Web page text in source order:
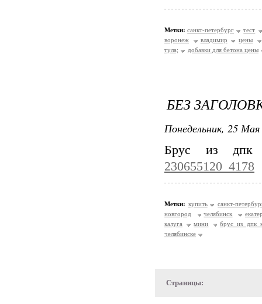
Метки: санкт-петербург
тест
воронеж
владимир
цены
тула;
добавки для бетона цены
БЕЗ
Понедельник, 25
Брус из
230655120_4178
Метки: купить
санкт-
новгород
челябинск
калуга
мини
брус из дпк
челябинске
Страницы: